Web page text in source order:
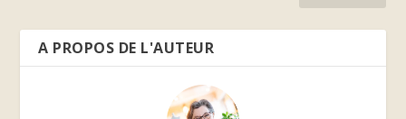
A PROPOS DE L'AUTEUR